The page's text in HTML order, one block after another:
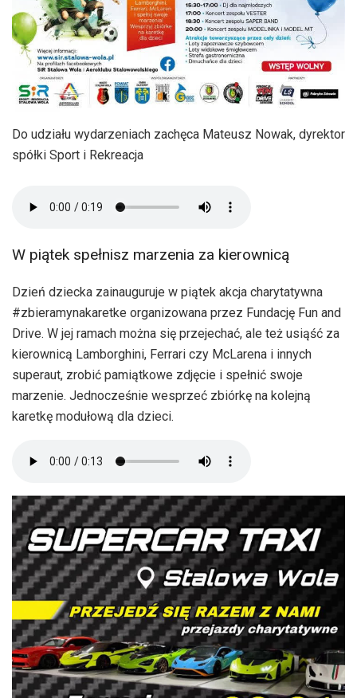
Do udziału wydarzeniach zachęca Mateusz Nowak, dyrektor
spółki Sport i Rekreacja
W piątek spełnisz marzenia za kierownicą
Dzień dziecka zainauguruje w piątek akcja charytatywna
#zbieramynakaretke organizowana przez Fundację Fun and
Drive. W jej ramach można się przejechać, ale też usiąść za
kierownicą Lamborghini, Ferrari czy McLarena i innych
superaut, zrobić pamiątkowe zdjęcie i spełnić swoje
marzenie. Jednocześnie wesprzeć zbiórkę na kolejną
karetkę modułową dla dzieci.